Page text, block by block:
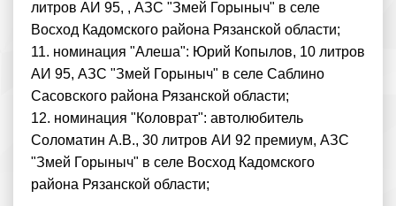
литров АИ 95, , АЗС "Змей Горыныч" в селе
Восход Кадомского района Рязанской области;
11. номинация "Алеша": Юрий Копылов, 10 литров
АИ 95, АЗС "Змей Горыныч" в селе Саблино
Сасовского района Рязанской области;
12. номинация "Коловрат": автолюбитель
Соломатин А.В., 30 литров АИ 92 премиум, АЗС
"Змей Горыныч" в селе Восход Кадомского
района Рязанской области;